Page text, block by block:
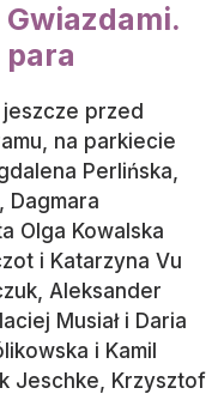
para
jeszcze przed
na parkiecie
Perlińska,
Dagmara
Olga Kowalska
i Katarzyna Vu
Aleksander
Musiał i Daria
i Kamil
Jeschke, Krzysztof